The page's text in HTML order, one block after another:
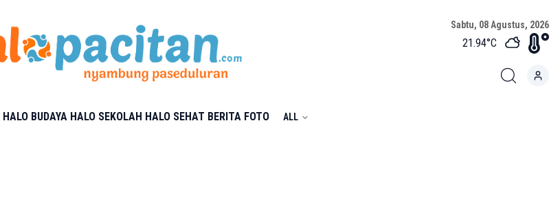
Sabtu, 08 Agustus, 2026
21.94°C
HALO BUDAYA HALO SEKOLAH HALO SEHAT BERITA FOTO ALL